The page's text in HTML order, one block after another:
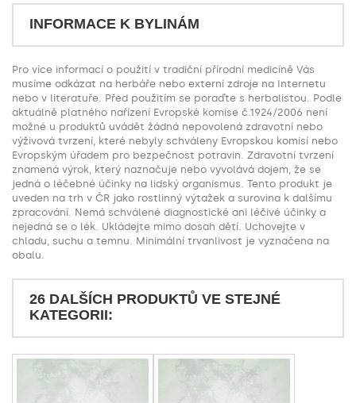
INFORMACE K BYLINÁM
Pro více informací o použití v tradiční přírodní medicíně Vás
musíme odkázat na herbáře nebo externí zdroje na Internetu
nebo v literatuře. Před použitím se poraďte s herbalistou. Podle
aktuálně platného nařízení Evropské komise č.1924/2006 není
možné u produktů uvádět žádná nepovolená zdravotní nebo
výživová tvrzení, které nebyly schváleny Evropskou komisí nebo
Evropským úřadem pro bezpečnost potravin. Zdravotní tvrzení
znamená výrok, který naznačuje nebo vyvolává dojem, že se
jedná o léčebné účinky na lidský organismus. Tento produkt je
uveden na trh v ČR jako rostlinný výtažek a surovina k dalšímu
zpracování. Nemá schválené diagnostické ani léčivé účinky a
nejedná se o lék. Ukládejte mimo dosah dětí. Uchovejte v
chladu, suchu a temnu. Minimální trvanlivost je vyznačena na
obalu.
26 DALŠÍCH PRODUKTŮ VE STEJNÉ
KATEGORII: